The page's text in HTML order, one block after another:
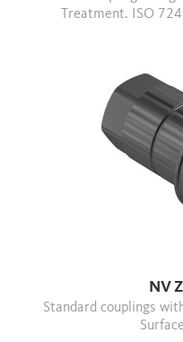
Treatment. ISO
NV
Standard couplings with poppet valve and Zinc-Nickel